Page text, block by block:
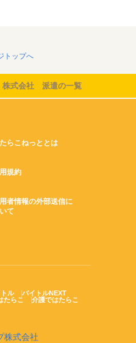
トップへ
式会社 派遣の一覧
らこねっととは
規約
者情報の外部送信に
て
ル
バイトルNEXT
たらこ 介護ではたらこ